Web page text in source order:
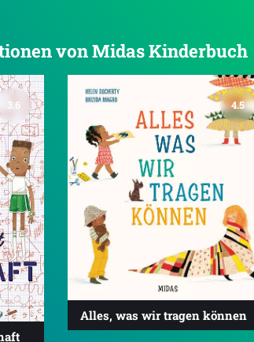
von Midas Kinderbuch
3.6 4.5
Alles, was wir tragen können